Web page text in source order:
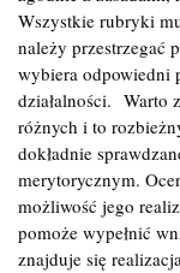
Wszystkie rubryki
należy przestrzegać
wybiera odpowiedni
działalności. Warto
różnych i to
dokładnie
merytorycznym.
możliwość jego
pomoże wypełnić
znajduje się